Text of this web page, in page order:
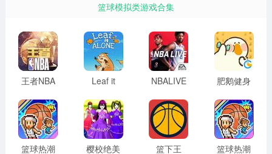
篮球模拟类游戏合集
王者NBA
Leaf it
NBALIVE
肥鹅健身
力版
篮球热潮
樱校绝美
篮下王
篮球热潮